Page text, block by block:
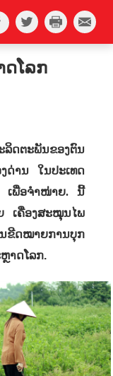
ດໂລກ
ລິດຕະພັນຂອງຕົນ
ດ່ານ
ໃນປະເທດ
ເພື່ອຈໍາໜ່າຍ. ນີ້​
ເຄື່ອງ​​ສະ​ໝຸນ​ໄພ​
ນ​ຂີດ​ໝາຍ​ການ​ບຸກ
າດ​ໂລກ.